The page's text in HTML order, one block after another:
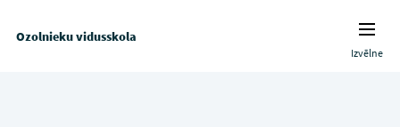
Ozolnieku vidusskola
Izvēlne